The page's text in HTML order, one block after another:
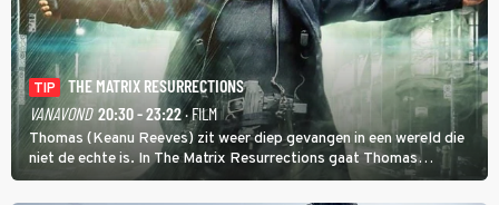
TIP
THE MATRIX RESURRECTIONS
VANAVOND 20:30 - 23:22· FILM
Thomas (Keanu Reeves) zit weer diep gevangen in een wereld die
niet de echte is. In The Matrix Resurrections gaat Thomas
proberen uit deze schijnwereld te ontsnappen.